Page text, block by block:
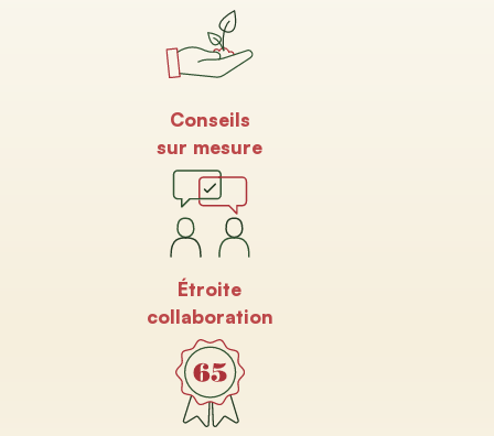
Conseils
sur mesure
Étroite
collaboration